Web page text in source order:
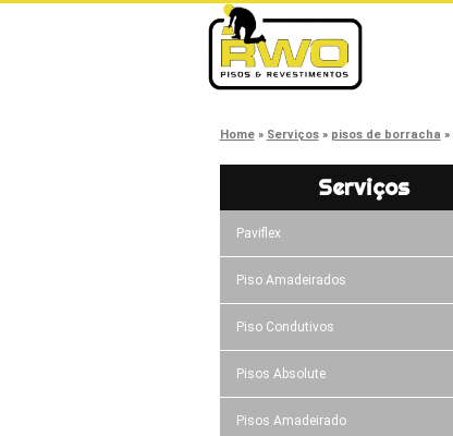
Home Serviços pisos de borracha
Serviços
Paviflex
Piso Amadeirados
Piso Condutivos
Pisos Absolute
Pisos Amadeirado